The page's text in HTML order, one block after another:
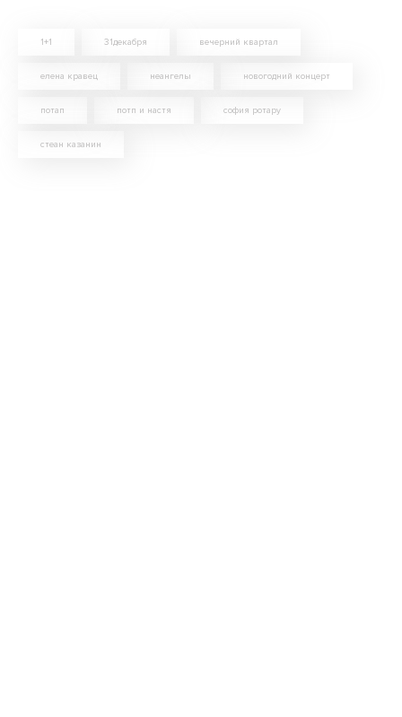
1+1 31декабря вечерний квартал
елена кравец неангелы новогодний концерт
потап потп и настя софия ротару
стеан казанин